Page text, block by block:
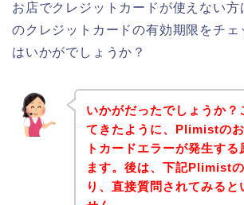
お店でクレジットカードが使えない方
のクレジットカードの有効期限をチェ
はいかがでしょうか？
いかがだったでしょうか？
てきたように、Plimistの
トカードエラーが発生する
ます。後は、下記Plimist
り、直接質問されてみると